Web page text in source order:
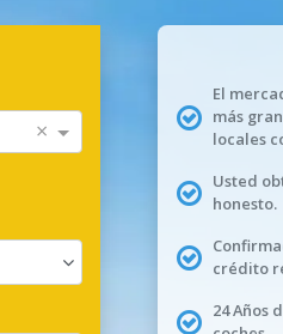
×
El
más
locales
Usted
honesto.
crédito
24 Años